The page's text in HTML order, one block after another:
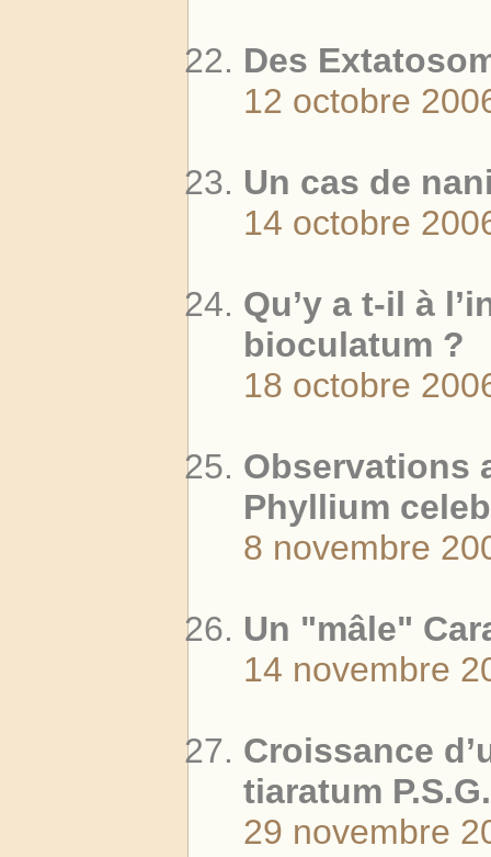
Des
12 octobre
Un cas de
14 octobre
Qu’y a t-il à
bioculatum ?
18 octobre
Observations
Phyllium
8 novembre
Un "mâle"
14 novembre
Croissance
tiaratum
29 novembre